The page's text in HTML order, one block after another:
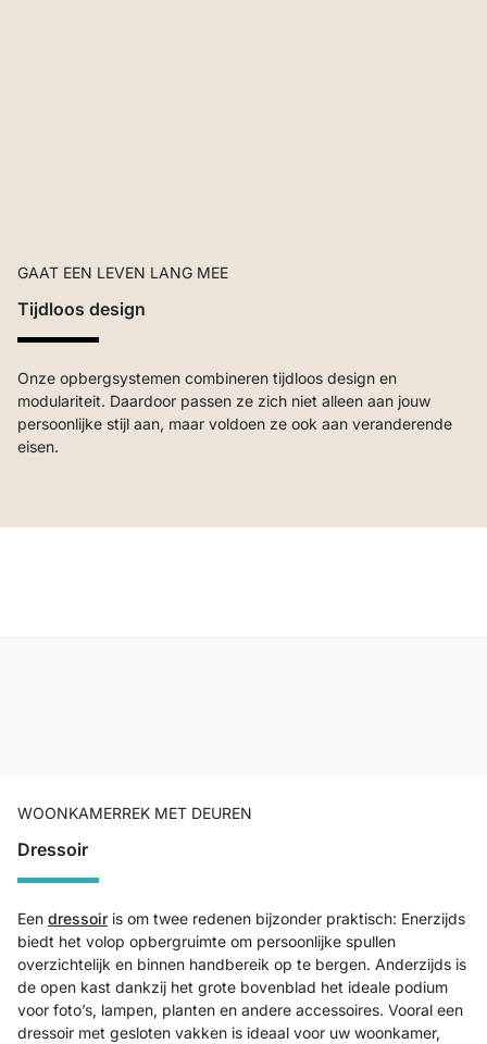
GAAT EEN LEVEN LANG MEE
Tijdloos design
Onze opbergsystemen combineren tijdloos design en
modulariteit. Daardoor passen ze zich niet alleen aan jouw
persoonlijke stijl aan, maar voldoen ze ook aan veranderende
eisen.
WOONKAMERREK MET DEUREN
Dressoir
Een dressoir is om twee redenen bijzonder praktisch: Enerzijds
biedt het volop opbergruimte om persoonlijke spullen
overzichtelijk en binnen handbereik op te bergen. Anderzijds is
de open kast dankzij het grote bovenblad het ideale podium
voor foto’s, lampen, planten en andere accessoires. Vooral een
dressoir met gesloten vakken is ideaal voor uw woonkamer,